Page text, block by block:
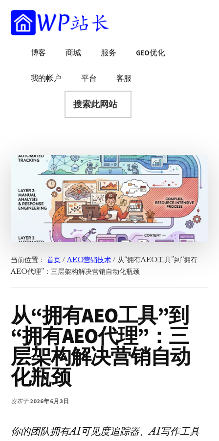
附
加
WordPress
博客 商城 服务 GEO优化
我的帐户 平台
客服
当前位置：首页/ AEO营销技术/ 从“拥有AEO工具”到“拥有
AEO代理”：三层架构解决营销自动化瓶颈
从“拥有AEO工具”到
“拥有AEO代理”：三
层架构解决营销自动
化瓶颈
发布于 2026年6月3日
你的团队拥有AI可见度追踪器、AI写作工具